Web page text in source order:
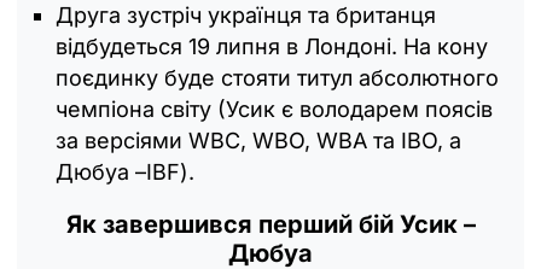
Друга зустріч українця та британця
відбудеться 19 липня в Лондоні. На кону
поєдинку буде стояти титул абсолютного
чемпіона світу (Усик є володарем поясів
за версіями WBC, WBO, WBA та IBO, а
Дюбуа –IBF).
Як завершився перший бій Усик –
Дюбуа